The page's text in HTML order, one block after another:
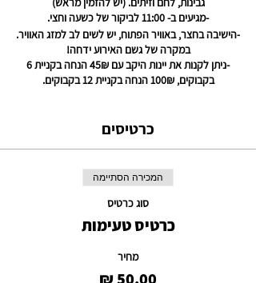
-מגיעים ב- 11:00 לביקור של כשעה וחצי.
-הישיבה בחצר, באוויר הפתוח, יש לשים לב למזג האוויר.
במקרה של גשם האירוע ידחה!
-
ניתן לקנות את יינות היקב עם 45₪ הנחה בקניית 6
בקבוקים, 100₪ הנחה בקניית 12 בקבוקים.
כרטיסים
המכירה הסתיימה
סוג כרטיס
כרטיס טעימות
מחיר